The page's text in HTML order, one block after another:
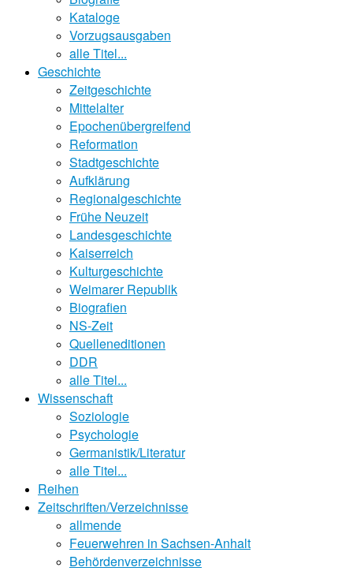
Kataloge
Vorzugsausgaben
alle Titel...
Geschichte
Zeitgeschichte
Mittelalter
Epochenübergreifend
Reformation
Stadtgeschichte
Aufklärung
Regionalgeschichte
Frühe Neuzeit
Landesgeschichte
Kaiserreich
Kulturgeschichte
Weimarer Republik
Biografien
NS-Zeit
Quelleneditionen
DDR
alle Titel...
Wissenschaft
Soziologie
Psychologie
Germanistik/Literatur
alle Titel...
Reihen
Zeitschriften/Verzeichnisse
allmende
Feuerwehren in Sachsen-Anhalt
Behördenverzeichnisse